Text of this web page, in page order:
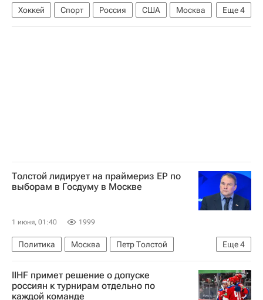
Еще4
Хоккей Спорт Россия США
Москва
Вячеслав Фетисов
Александр Якушев
Толстой лидирует на праймериз ЕР по
выборам в Госдуму в Москве
1 июня, 01:40 1999
Еще4
Политика Москва
Петр Толстой
Ирина Белых
Владимир Ресин
Госдума РФ
Единая Россия
IIHF примет решение о допуске
россиян к турнирам отдельно по
каждой команде